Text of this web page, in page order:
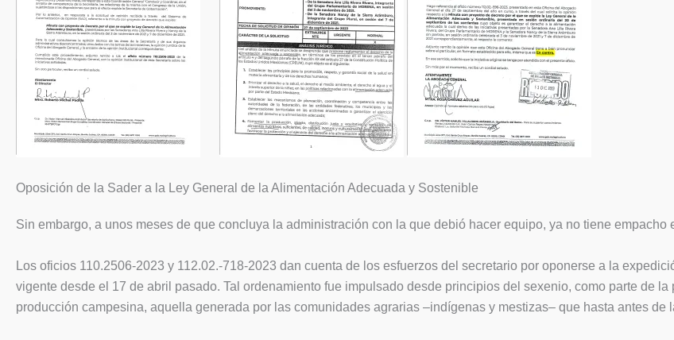
Oposición de la Sader a la Ley General de la Alimentación Adecuada y Sostenible
Sin embargo, a unos meses de que concluya la administración con la que debió hacer equipo, ya no tiene
Los oficios 110.2506-2023 y 112.02.-718-2023 dan cuenta de los esfuerzos del secretario por oponerse a la
vigente desde el 17 de abril pasado. Tal ordenamiento fue impulsado desde principios del sexenio, como parte de
producción campesina, aquella generada por las comunidades agrarias –indígenas y mestizas– que hasta antes